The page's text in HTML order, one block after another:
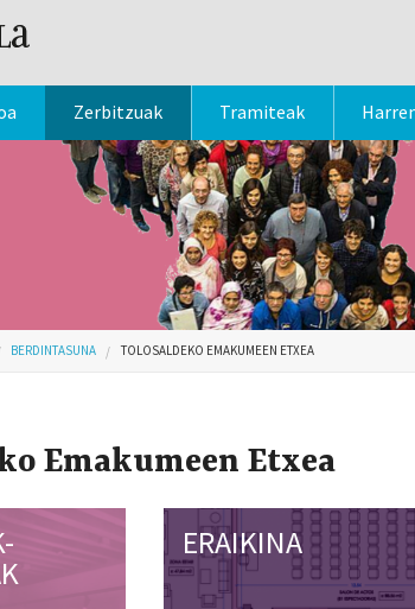
Zerbitzuak Tramiteak
BERDINTASUNA TOLOSALDEKO EMAKUMEEN ETXEA
Emakumeen Etxea
ERAIKINA